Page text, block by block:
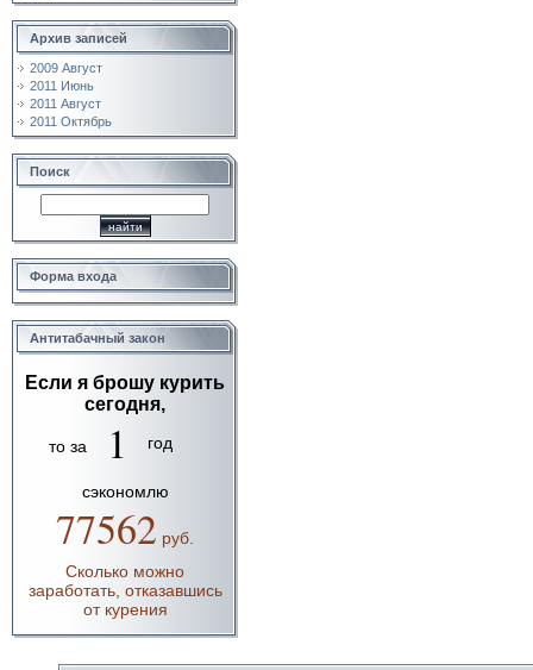
Архив записей
2009 Август
2011 Июнь
2011 Август
2011 Октябрь
Поиск
Форма входа
Антитабачный закон
Если я брошу курить
сегодня,
то за 1 год
сэкономлю
77562 руб.
Сколько можно
заработать, отказавшись
от курения